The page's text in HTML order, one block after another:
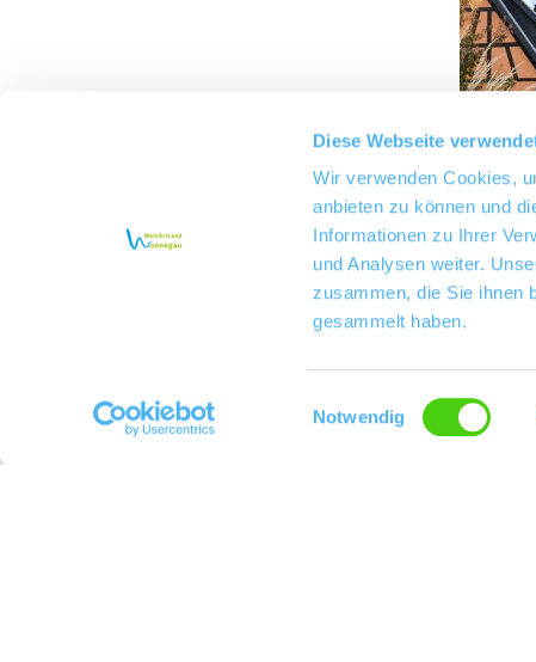
Diese Webseite
Wir verwenden Cookies,
anbieten zu können und
Informationen zu Ihrer
und Analysen weiter.
zusammen, die Sie ihnen
gesammelt haben.
Einwilligungsauswahl
Notwendig